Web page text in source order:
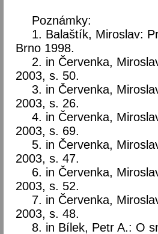
Poznámky:
1. Balaštík, Miroslav:
Brno 1998.
2. in Červenka,
2003, s. 50.
3. in Červenka,
2003, s. 26.
4. in Červenka,
2003, s. 69.
5. in Červenka,
2003, s. 47.
6. in Červenka,
2003, s. 52.
7. in Červenka,
2003, s. 48.
8. in Bílek, Petr A.: O